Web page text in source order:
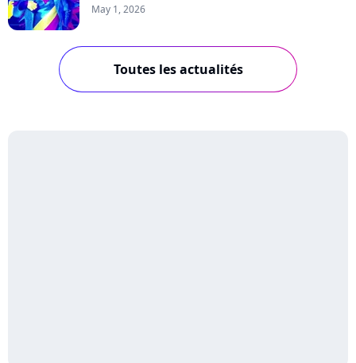
May 1, 2026
Toutes les actualités